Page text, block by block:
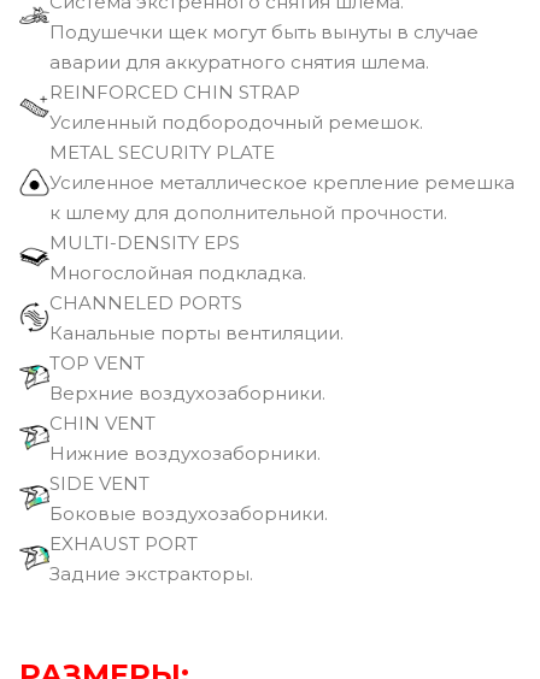
Подушечки щек могут быть вынуты в случае
аварии для аккуратного снятия шлема.
REINFORCED CHIN STRAP
Усиленный подбородочный ремешок.
METAL SECURITY PLATE
Усиленное металлическое крепление ремешка
к шлему для дополнительной прочности.
MULTI-DENSITY EPS
Многослойная подкладка.
CHANNELED PORTS
Канальные порты вентиляции.
TOP VENT
Верхние воздухозаборники.
CHIN VENT
Нижние воздухозаборники.
SIDE VENT
Боковые воздухозаборники.
EXHAUST PORT
Задние экстракторы.